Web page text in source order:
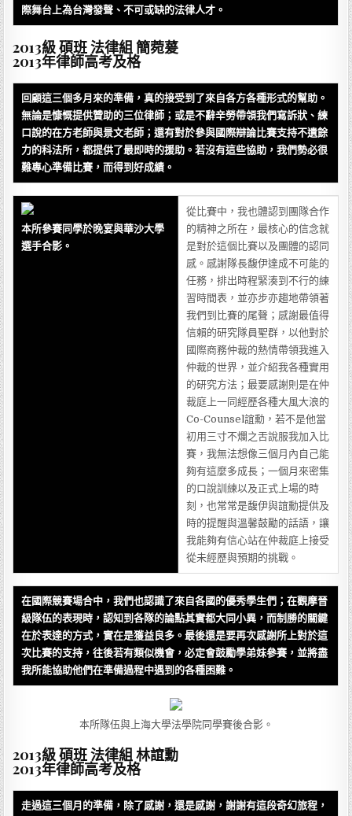
際舞台上為台灣發聲、不可或缺的法律人才。
2013級 碩班 法律組 簡菀萲
2013年律師高考及格
回顧這三個多月來的準備，真的接受到了來自各方各種形式的幫助。
無論是慷慨提供贊助的三位律師；或是不辭辛勞帶領我們寫訴狀、練
口說的在方老師與景文老師；還有對於參與國際辯論比賽支持不遺餘
力的科法所，都提供了最即時的援助。若沒有這些協助，我們勢必很
難專心準備比賽，而得到好成績。
本所參賽同學於晚宴與華沙大學
選手合影。
從比賽中，我也體認到團隊合作
的精神之所在，最核心的信念就
是對於這個比賽以及團體的認同
感。感謝隊長馥伊達成不可能的
任務，排出時程緊湊到不行的練
習時間表，並亦步亦趨地帶領著
我們到比賽的尾聲；感謝最值得
信賴的研究隊員聖群，以他對於
國際商務仲裁的熱情帶領我進入
仲裁的世界，並介紹我各種實用
的研究方法；最要感謝則是在仲
裁庭上一同經歷各種大風大浪的
Co-Counsel誼勳，若不是他當
初用三寸不爛之舌說服我加入比
賽，我無法想像三個月內自己能
夠有這麼多成長；一個月來密集
的口說訓練以及正式上場的時
刻，也常常是馥伊與誼勳提供及
時的提醒與溫馨鼓勵的話語，讓
我能夠有信心站在仲裁庭上接受
從未經歷與預期的挑戰。
在國際競賽場合中，我們也認識了來自各國的優秀學生們；在觀摩晉
級隊伍的表現時，認知到各隊的論點其實都大同小異，而制勝的關鍵
在於表達的方式，實在是獲益良多。最後還是要再次感謝所上對於這
次比賽的支持，往後若有類似機會，必定會鼓勵學弟妹參賽，並將盡
我所能協助他們在準備過程中遇到的各種困難。
本所隊伍與上海大學法學院同學賽後合影。
2013級 碩班 法律組 林誼勳
2013年律師高考及格
走過這三個月的準備，除了感謝，還是感謝，謝謝有這段奇幻旅程，